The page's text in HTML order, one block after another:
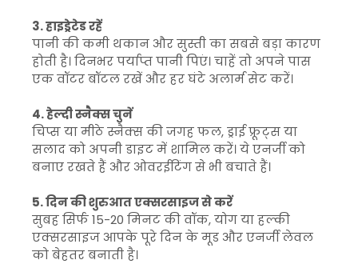
3. हाइड्रेटेड रहें
पानी की कमी थकान और सुस्ती का सबसे बड़ा कारण
होती है। दिनभर पर्याप्त पानी पिएं। चाहें तो अपने पास
एक वॉटर बॉटल रखें और हर घंटे अलार्म सेट करें।
4. हेल्दी स्नैक्स चुनें
चिप्स या मीठे स्नैक्स की जगह फल, ड्राई फ्रूट्स या
सलाद को अपनी डाइट में शामिल करें। ये एनर्जी को
बनाए रखते हैं और ओवरईटिंग से भी बचाते हैं।
5. दिन की शुरुआत एक्सरसाइज से करें
सुबह सिर्फ 15-20 मिनट की वॉक, योग या हल्की
एक्सरसाइज आपके पूरे दिन के मूड और एनर्जी लेवल
को बेहतर बनाती है।